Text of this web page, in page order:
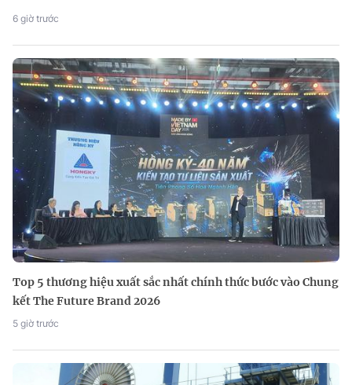
6 giờ trước
Top 5 thương hiệu xuất sắc nhất chính thức bước vào Chung
kết The Future Brand 2026
5 giờ trước